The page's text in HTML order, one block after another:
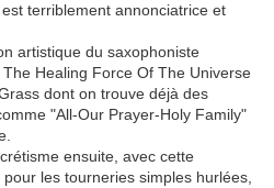
terriblement annonciatrice et
artistique du saxophoniste
Healing Force Of The Universe
dont on trouve déjà des
"All-Our Prayer-Holy Family"
ensuite, avec cette
les tourneries simples hurlées,